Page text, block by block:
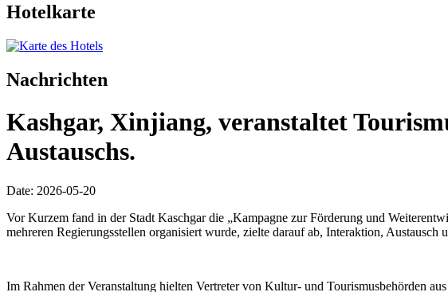
Hotelkarte
Nachrichten
Kashgar, Xinjiang, veranstaltet
Austauschs.
Date: 2026-05-20
Vor Kurzem fand in der Stadt Kaschgar die „Kampagne zur Förderung und
mehreren Regierungsstellen organisiert wurde, zielte darauf ab, Interaktion,
Im Rahmen der Veranstaltung hielten Vertreter von Kultur- und Tourismusbehörden